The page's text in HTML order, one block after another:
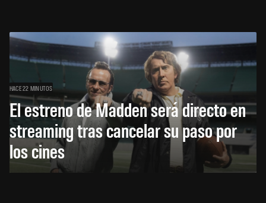
HACE 22 MINUTOS
El estreno de Madden será directo en
streaming tras cancelar su paso por
los cines